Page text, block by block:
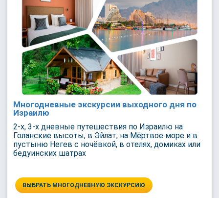
Многодневные экскурсии выходного дня по
Израилю
2-х, 3-х дневные путешествия по Израилю на
Голанские высоты, в Эйлат, на Мёртвое море и в
пустыню Негев с ночёвкой, в отелях, домиках или
бедуинских шатрах
ВЫБРАТЬ МНОГОДНЕВНУЮ ЭКСКУРСИЮ